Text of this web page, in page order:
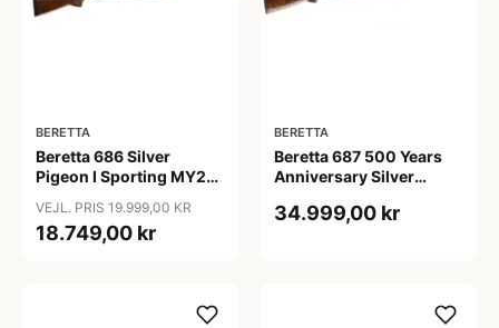
BERETTA
Beretta 686 Silver
Pigeon I Sporting MY24
VEJL. PRIS 19.999,00 KR
18.749,00 kr
BERETTA
Beretta 687 500 Years
Anniversary Silver
34.999,00 kr